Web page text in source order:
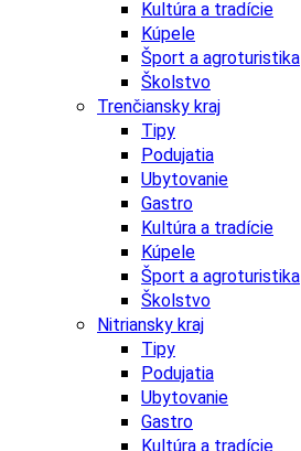
Kultúra a tradície
Kúpele
Šport a agroturistika
Školstvo
Trenčiansky kraj
Tipy
Podujatia
Ubytovanie
Gastro
Kultúra a tradície
Kúpele
Šport a agroturistika
Školstvo
Nitriansky kraj
Tipy
Podujatia
Ubytovanie
Gastro
Kultúra a tradície